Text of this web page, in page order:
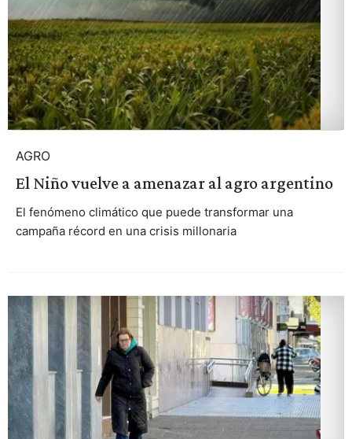
AGRO
El Niño vuelve a amenazar al agro argentino
El fenómeno climático que puede transformar una
campaña récord en una crisis millonaria